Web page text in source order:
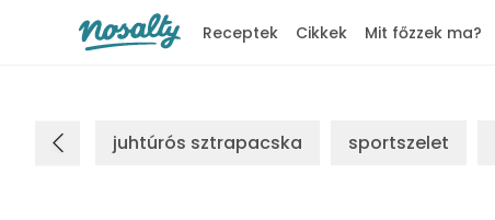
Receptek Cikkek Mit főzzek ma?
juhtúrós sztrapacska sportszelet